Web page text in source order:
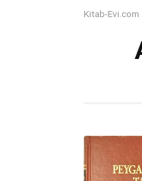
Kitab-Evi.com